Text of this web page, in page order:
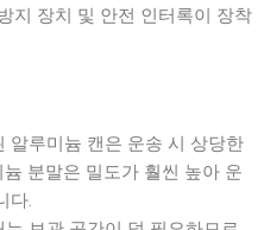
지 장치 및 안전 인터록이 장착
알루미늄 캔은 운송 시 상당한
분말은 밀도가 훨씬 높아 운
다.